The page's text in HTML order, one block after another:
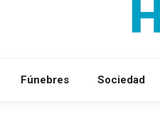
Fúnebres Sociedad